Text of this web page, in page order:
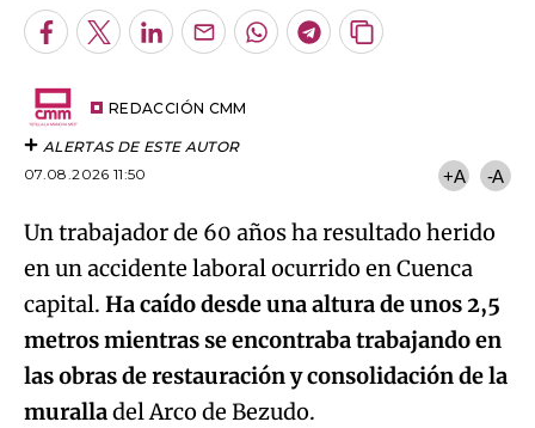
Facebook
TwitterLinkedInEnviarWhatsapp
Telegram
Copiar
REDACCIÓN CMM
ALERTAS DE ESTE AUTOR
07.08.2026 11:50
+A -A
Un trabajador de 60 años ha resultado herido
en un accidente laboral ocurrido en Cuenca
capital. Ha caído desde una altura de unos 2,5
metros mientras se encontraba trabajando en
las obras de restauración y consolidación de la
muralladel Arco de Bezudo.